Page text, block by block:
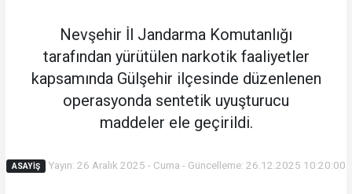
Nevşehir İl Jandarma Komutanlığı
tarafından yürütülen narkotik faaliyetler
kapsamında Gülşehir ilçesinde düzenlenen
operasyonda sentetik uyuşturucu
maddeler ele geçirildi.
ASAYIŞ Yayın: 26 Aralık 2025 - Cuma - Güncelleme: 26.12.2025 10:20:00